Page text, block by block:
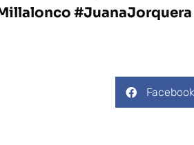
#JuanaJorquera
Facebook